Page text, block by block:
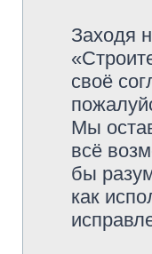
Заходя
своё
Мы
всё
бы
как